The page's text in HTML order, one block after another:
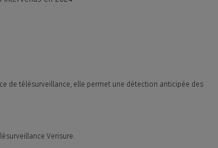
de télésurveillance, elle permet une détection anticipée des
Verisure.